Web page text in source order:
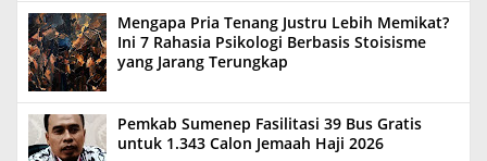
Mengapa Pria Tenang Justru Lebih Memikat?
Ini 7 Rahasia Psikologi Berbasis Stoisisme
yang Jarang Terungkap
Pemkab Sumenep Fasilitasi 39 Bus Gratis
untuk 1.343 Calon Jemaah Haji 2026